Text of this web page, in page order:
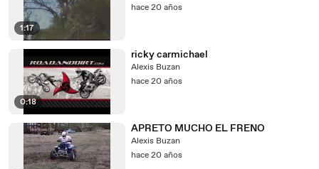
1:17
hace 20 años
0:18
ricky carmichael
Alexis Buzan
hace 20 años
APRETO MUCHO EL FRENO
Alexis Buzan
hace 20 años